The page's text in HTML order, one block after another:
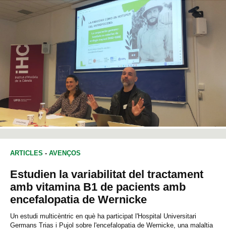
English Español
CERCAR
ARTICLES - AVENÇOS
Estudien la variabilitat del tractament
amb vitamina B1 de pacients amb
encefalopatia de Wernicke
Un estudi multicèntric en què ha participat l'Hospital Universitari
Germans Trias i Pujol sobre l'encefalopatia de Wernicke, una malaltia